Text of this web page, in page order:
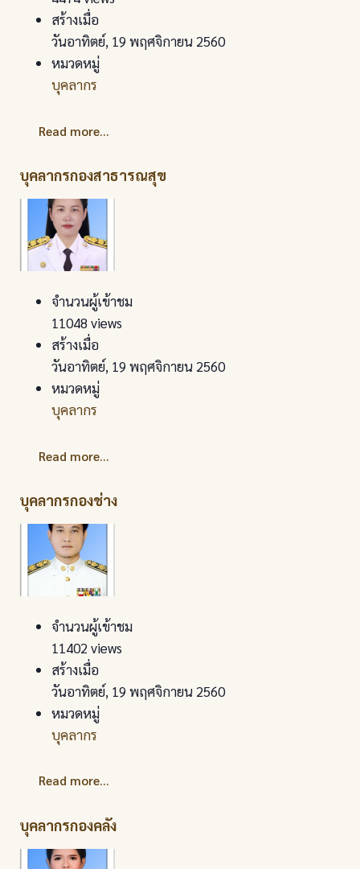
สร้างเมื่อ
วันอาทิตย์, 19 พฤศจิกายน 2560
หมวดหมู่
บุคลากร
Read more...
บุคลากรกองสาธารณสุข
จำนวนผู้เข้าชม
11048 views
สร้างเมื่อ
วันอาทิตย์, 19 พฤศจิกายน 2560
หมวดหมู่
บุคลากร
Read more...
บุคลากรกองช่าง
จำนวนผู้เข้าชม
11402 views
สร้างเมื่อ
วันอาทิตย์, 19 พฤศจิกายน 2560
หมวดหมู่
บุคลากร
Read more...
บุคลากรกองคลัง